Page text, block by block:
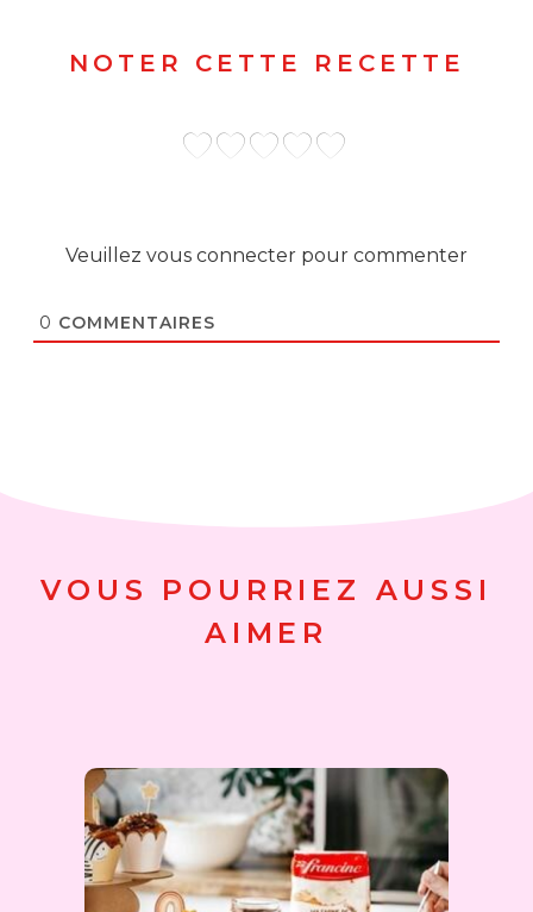
NOTER CETTE RECETTE
Veuillez vous connecter pour commenter
0 COMMENTAIRES
VOUS POURRIEZ AUSSI
AIMER